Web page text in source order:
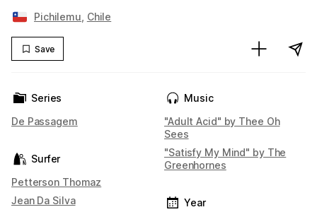
Pichilemu Chile
Save
Series
De Passagem
Surfer
Petterson Thomaz
Jean Da Silva
Music
"Adult Acid" by Thee Oh
Sees
"Satisfy My Mind" by The
Greenhornes
Year